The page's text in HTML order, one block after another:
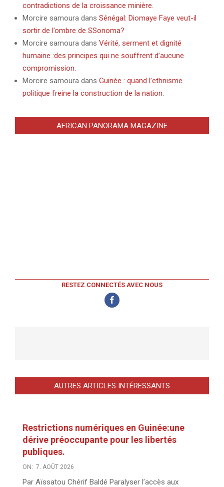
contradictions de la croissance minière.
Morcire samoura dans Sénégal: Diomaye Faye veut-il
sortir de l’ombre de SSonoma?
Morcire samoura dans Vérité, serment et dignité
humaine :des principes qui ne souffrent d’aucune
compromission.
Morcire samoura dans Guinée : quand l’ethnisme
politique freine la construction de la nation.
AFRICAN PANORAMA MAGAZINE
RESTEZ CONNECTÉS AVEC NOUS
AUTRES ARTICLES INTÉRESSANTS
Restrictions numériques en Guinée:une
dérive préoccupante pour les libertés
publiques.
ON: 7. AOÛT 2026
Par Aïssatou Chérif Baldé Paralyser l’accès aux